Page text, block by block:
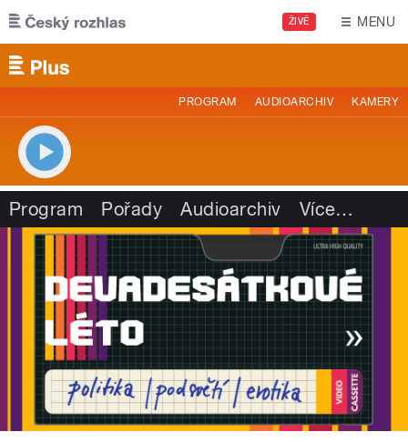
Přejít k hlavnímu obsahu
ŽIVĚ MENU
PROGRAM AUDIOARCHIV KAMERY
Program Pořady Audioarchiv Více…